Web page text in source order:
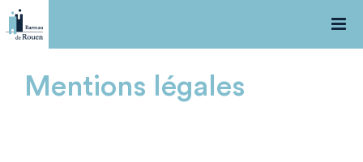

Mentions légales